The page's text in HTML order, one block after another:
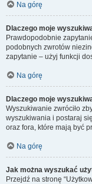
Na górę
Dlaczego moje
Prawdopodobnie
podobnych zwrotów
zapytanie – użyj funkcji
Na górę
Dlaczego moje
Wyszukiwanie zwróciło
wyszukiwania i postaraj
oraz fora, które mają być
Na górę
Jak można wyszukać
Przejdź na stronę